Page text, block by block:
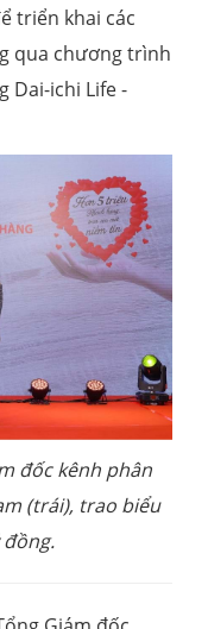
triển khai các
qua chương trình
Dai-ichi Life -
đốc kênh phân
(trái), trao biểu